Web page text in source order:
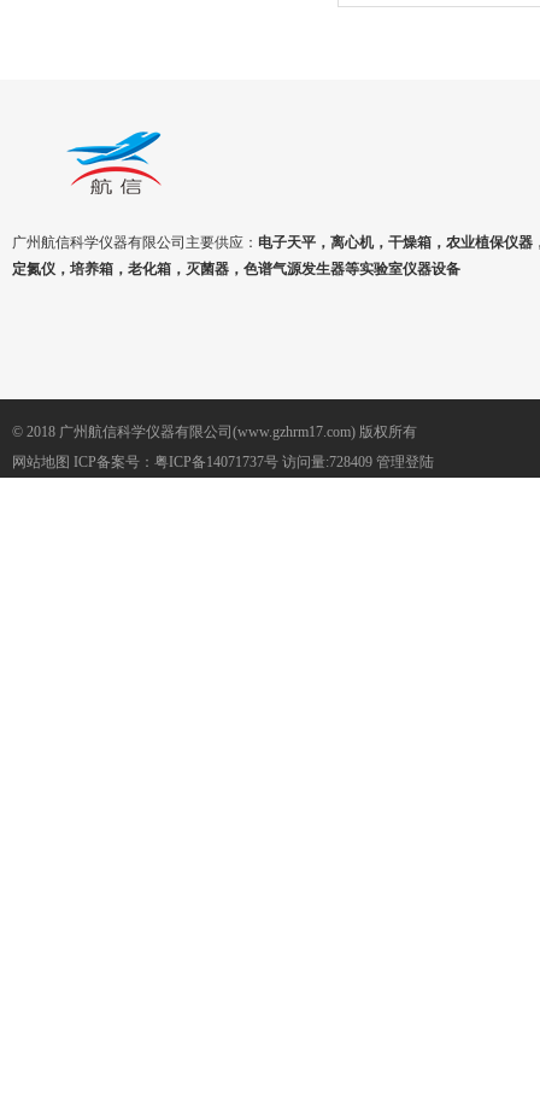
广州航信科学仪器有限公司主要供应： 电子天平，离心机，干燥箱，农业植保仪器
定氮仪，培养箱，老化箱，灭菌器，色谱气源发生器等实验室仪器设备
© 2018 广州航信科学仪器有限公司(www.gzhrm17.com) 版权所有
网站地图 ICP备案号： 粤ICP备14071737号 访问量:728409 管理登陆